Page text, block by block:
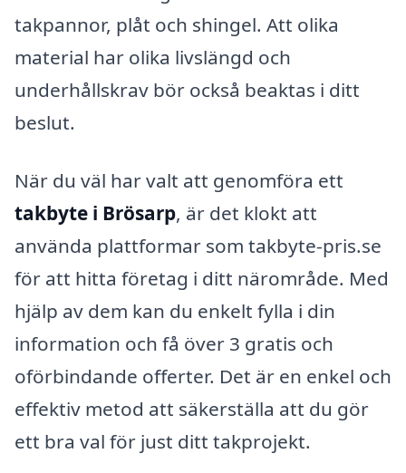
takpannor, plåt och shingel. Att olika
material har olika livslängd och
underhållskrav bör också beaktas i ditt
beslut.
När du väl har valt att genomföra ett
takbyte i Brösarp, är det klokt att
använda plattformar som takbyte-pris.se
för att hitta företag i ditt närområde. Med
hjälp av dem kan du enkelt fylla i din
information och få över 3 gratis och
oförbindande offerter. Det är en enkel och
effektiv metod att säkerställa att du gör
ett bra val för just ditt takprojekt.